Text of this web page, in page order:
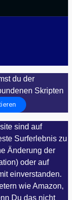
du der
Skripten
sind auf
Surferlebnis zu
Änderung der
oder auf
einverstanden.
wie Amazon,
Du das nicht